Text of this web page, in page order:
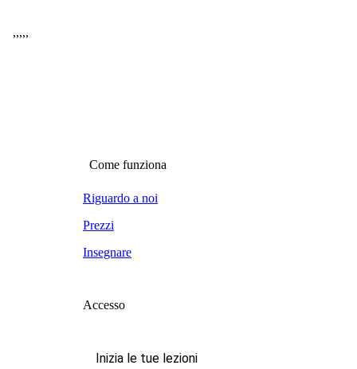
,,,,,
Come funziona
Riguardo a noi
Prezzi
Insegnare
Accesso
Inizia le tue lezioni